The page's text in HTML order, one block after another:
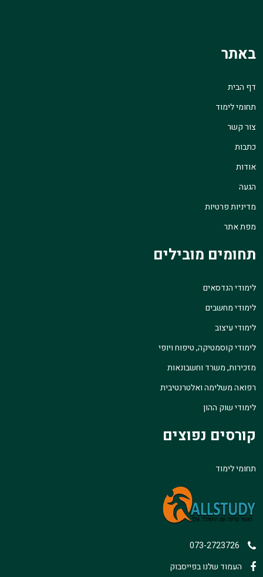
באתר
דף הבית
תחומי לימוד
צור קשר
כתבות
אודות
הגעה
מדיניות פרטיות
מפת אתר
תחומים מובילים
לימודי הנדסאים
לימודי מחשבים
לימודי עיצוב
לימודי קוסמטיקה, טיפוח ויופי
מזכירות, משרד וחשבונאות
רפואה משלימה ואלטרנטיבית
לימודי שוק ההון
קורסים נפוצים
תחומי לימוד
073-2723726
העמוד שלנו בפייסבוק